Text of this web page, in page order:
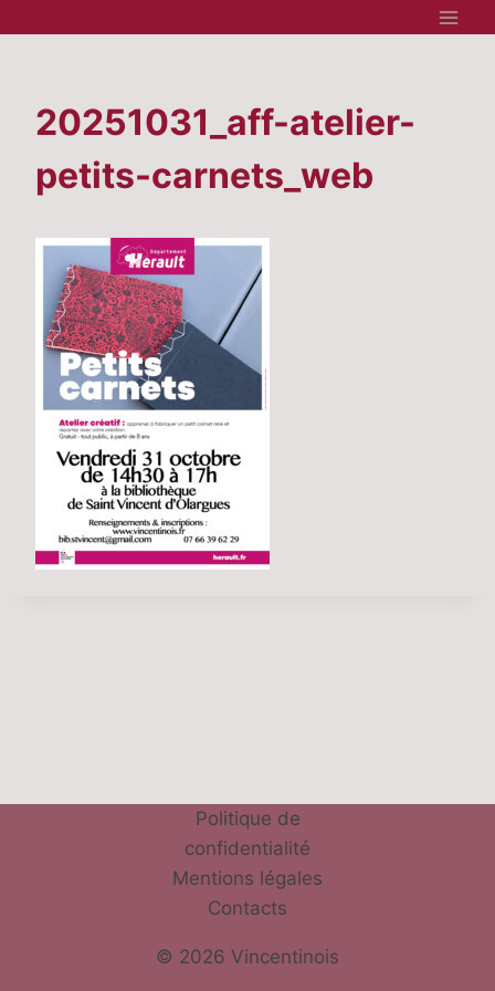
20251031_aff-atelier-
petits-carnets_web
Politique de
confidentialité
Mentions légales
Contacts
© 2026 Vincentinois